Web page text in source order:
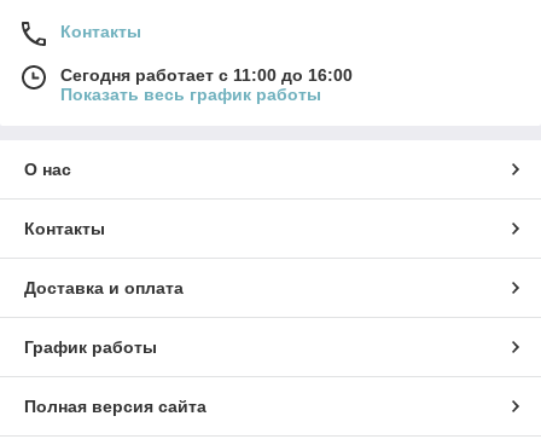
Контакты
Сегодня работает с 11:00 до 16:00
Показать весь график работы
О нас
Контакты
Доставка и оплата
График работы
Полная версия сайта